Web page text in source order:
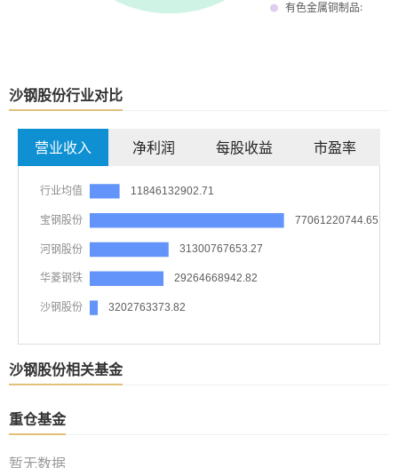
沙钢股份行业对比
营业收入 净利润 每股收益 市盈率
沙钢股份相关基金
重仓基金
暂无数据